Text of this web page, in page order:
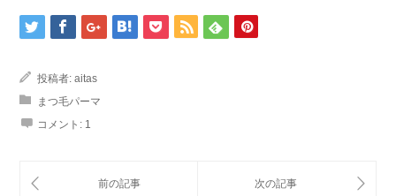
投稿者: aitas
まつ毛パーマ
コメント: 1